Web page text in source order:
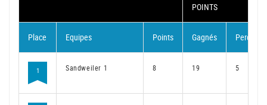
POINTS
Place Equipes Points Gagnés Perdus
1 Sandweiler 1 8 19 5